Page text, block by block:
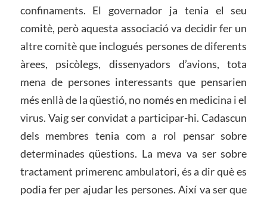
confinaments. El governador ja tenia el seu
comitè, però aquesta associació va decidir fer un
altre comitè que inclogués persones de diferents
àrees, psicòlegs, dissenyadors d’avions, tota
mena de persones interessants que pensarien
més enllà de la qüestió, no només en medicina i el
virus. Vaig ser convidat a participar-hi. Cadascun
dels membres tenia com a rol pensar sobre
determinades qüestions. La meva va ser sobre
tractament primerenc ambulatori, és a dir què es
podia fer per ajudar les persones. Així va ser que